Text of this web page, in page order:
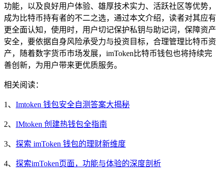
功能，以及良好用户体验、雄厚技术实力、活跃社区等优势，
成为比特币持有者的不二之选，通过本文介绍，读者对其应有
更全面认知，使用时，用户切记保护私钥与助记词，保障资产
安全，要依据自身风险承受力与投资目标，合理管理比特币资
产，随着数字货币市场发展，imToken比特币钱包也将持续完
善创新，为用户带来更优质服务。
相关阅读：
1、 Imtoken 钱包安全自测答案大揭秘
2、 IMtoken 创建热钱包全指南
3、 探索 imToken 钱包的理财新维度
4、 探索imToken页面，功能与体验的深度剖析